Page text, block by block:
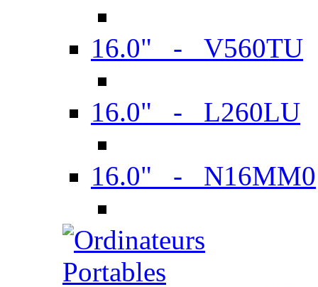
16.0" - V560TU
16.0" - L260LU
16.0" - N16MM0